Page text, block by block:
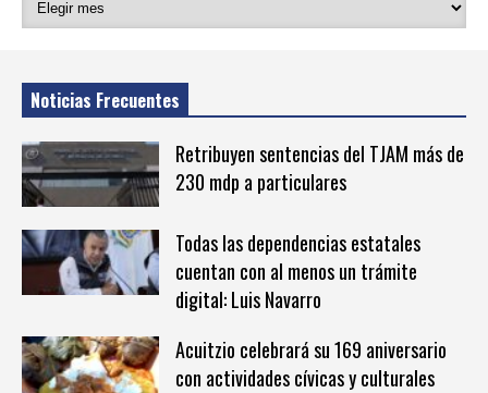
Noticias Frecuentes
Retribuyen sentencias del TJAM más de
230 mdp a particulares
Todas las dependencias estatales
cuentan con al menos un trámite
digital: Luis Navarro
Acuitzio celebrará su 169 aniversario
con actividades cívicas y culturales